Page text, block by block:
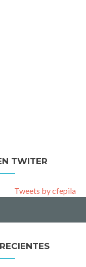
TWITER
Tweets by cfepila